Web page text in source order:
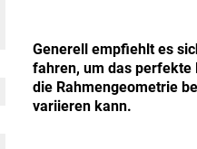
Generell empfiehlt es
fahren, um das perfekte
die Rahmengeometrie
variieren kann.